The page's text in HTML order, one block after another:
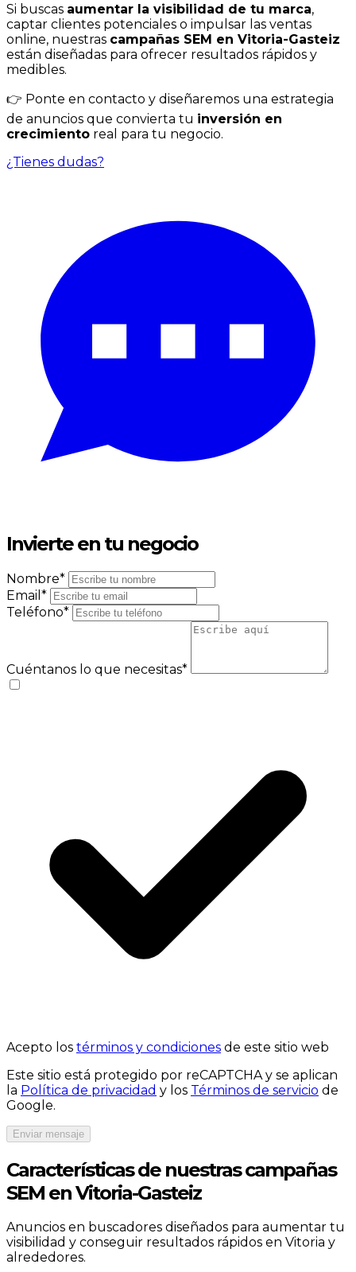
Si buscas aumentar la visibilidad de tu marca,
captar clientes potenciales o impulsar las ventas
online, nuestras campañas SEM en Vitoria-Gasteiz
están diseñadas para ofrecer resultados rápidos y
medibles.
👉 Ponte en contacto y diseñaremos una estrategia
de anuncios que convierta tu inversión en
crecimiento real para tu negocio.
¿Tienes dudas?
Invierte en tu negocio
Nombre*
Email*
Teléfono*
Cuéntanos lo que necesitas*
Acepto los términos y condiciones de este sitio web
Este sitio está protegido por reCAPTCHA y se aplican
la Política de privacidad y los Términos de servicio de
Google.
Enviar mensaje
Características de nuestras campañas
SEM en Vitoria-Gasteiz
Anuncios en buscadores diseñados para aumentar tu
visibilidad y conseguir resultados rápidos en Vitoria y
alrededores.